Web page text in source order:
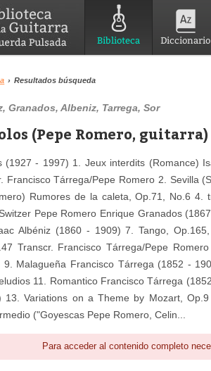
Biblioteca Diccionario
› Resultados búsqueda
Granados, Albeniz, Tarrega, Sor
(Pepe Romero, guitarra)
(1927 - 1997) 1. Jeux interdits (Romance)
Francisco Tárrega/Pepe Romero 2. Sevilla
Rumores de la caleta, Op.71, No.6 4.
Pepe Romero Enrique Granados
Albéniz (1860 - 1909) 7. Tango,
Transcr. Francisco Tárrega/Pepe
Malagueña Francisco Tárrega (1852 -
11. Romantico Francisco Tárrega
13. Variations on a Theme by Mozart,
("Goyescas Pepe Romero, Celin...
Para acceder al contenido completo